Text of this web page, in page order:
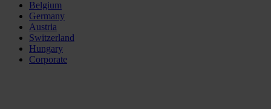
Belgium
Germany
Austria
Switzerland
Hungary
Corporate